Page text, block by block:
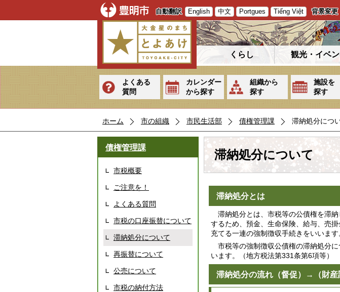
自動翻訳 English 中文 Portgues Tiếng Việt 背景変更
くらし 観光・イベン
よくある
質問
カレンダー
から探す
組織から
探す
施設を
探す
ホーム 市の組織 市民生活部 債権管理課 滞納処分につ
債権管理課
市税概要
ご注意を！
よくある質問
市税の口座振替について
滞納処分について
再振替について
公売について
市税の納付方法
滞納処分について
滞納処分とは
滞納処分とは、市税等の公債権を滞
するため、預金、生命保険、給与、売
充てる一連の強制徴収手続きをいいます
市税等の強制徴収公債権の滞納処分
います。（地方税法第331条第6項等）
滞納処分の流れ（督促）→（財産